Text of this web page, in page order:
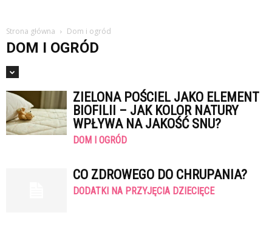
Strona główna Dom i ogród
DOM I OGRÓD
ZIELONA POŚCIEL JAKO ELEMENT
BIOFILII – JAK KOLOR NATURY
WPŁYWA NA JAKOŚĆ SNU?
DOM I OGRÓD
CO ZDROWEGO DO CHRUPANIA?
DODATKI NA PRZYJĘCIA DZIECIĘCE